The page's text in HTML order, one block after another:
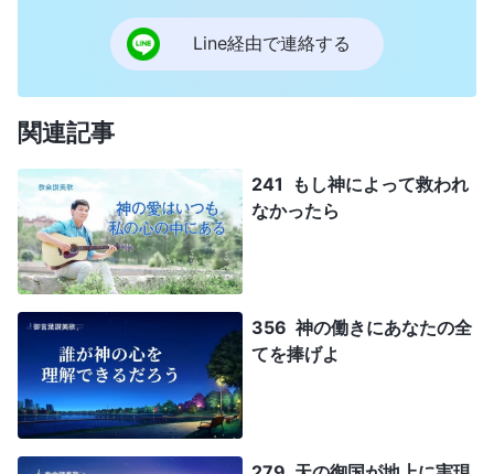
Line経由で連絡する
関連記事
241 もし神によって救われ
なかったら
356 神の働きにあなたの全
てを捧げよ